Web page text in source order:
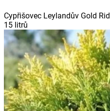
Cypřišovec Leylandův Gold
15 litrů